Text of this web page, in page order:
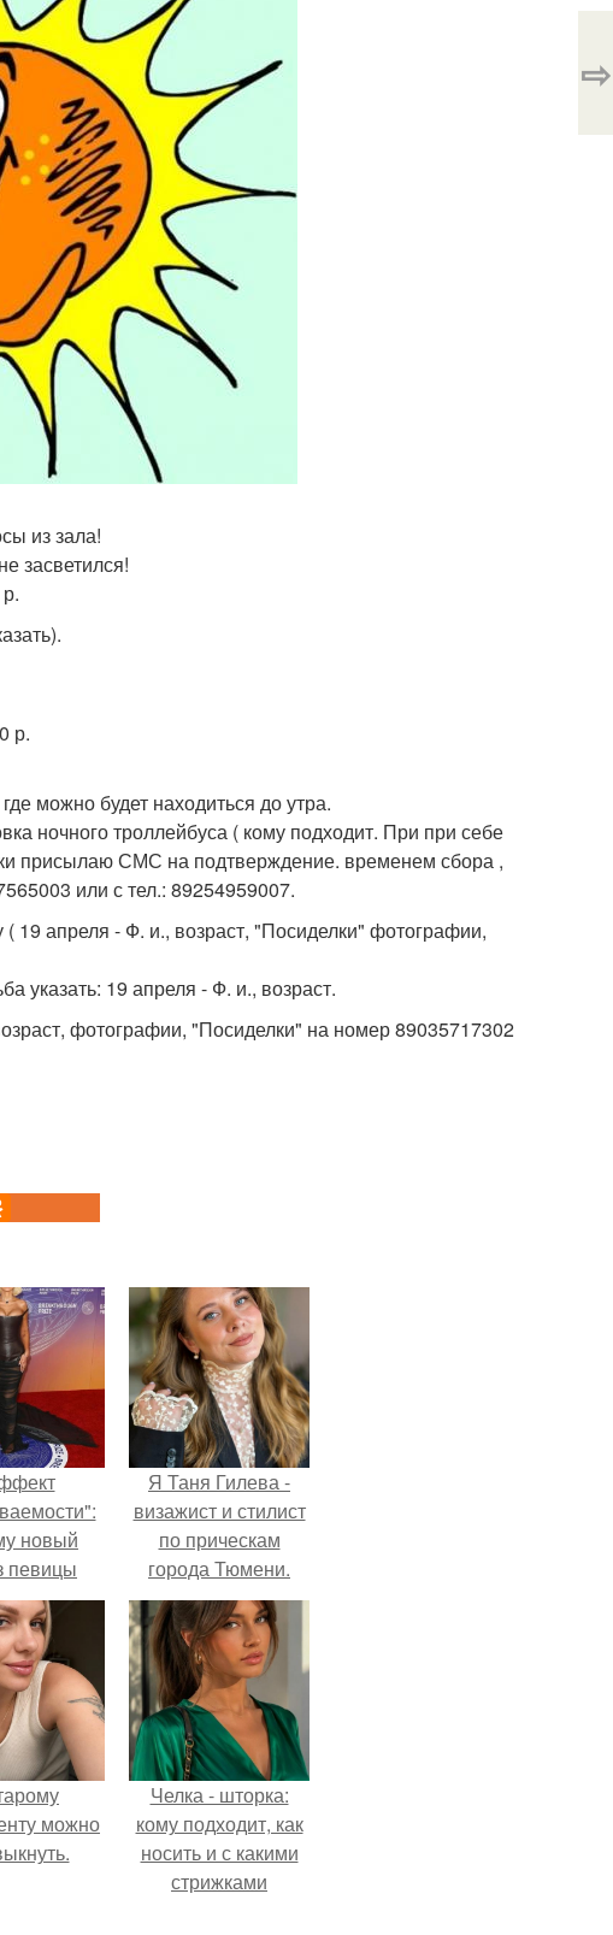
из зала!
засветился!
р.
можно будет находиться до утра.
ночного троллейбуса ( кому подходит. При при себе
присылаю СМС на подтверждение. временем сбора ,
или с тел.: 89254959007.
( 19 апреля - Ф. и., возраст, "Посиделки" фотографии,
указать: 19 апреля - Ф. и., возраст.
фотографии, "Посиделки" на номер 89035717302
⇨
новый
певицы
споры о
Я Таня Гилева -
визажист и стилист
по прическам
города Тюмени.
можно
Челка - шторка:
кому подходит, как
носить и с какими
стрижками